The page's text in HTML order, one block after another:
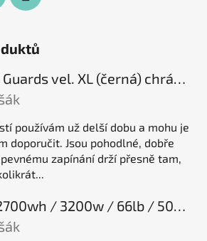
REKD Pro Wrist Guards vel. XL (černá) chrániče zápěstí
je 5 z 5 hvězdiček.
používám už delší dobu a mohu je
doporučit. Jsou pohodlné, dobře
zapínání drží přesně tam,
Veteran Lynx (2700wh / 3200w / 66lb / 50E), elektrická jednokolka
je 5 z 5 hvězdiček.